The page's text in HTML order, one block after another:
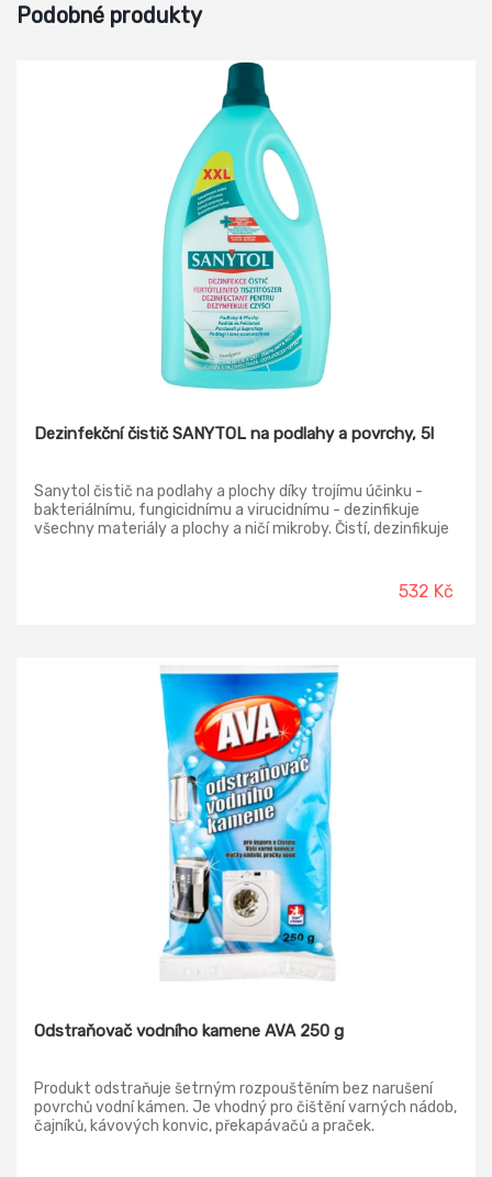
Podobné produkty
Dezinfekční čistič SANYTOL na podlahy a povrchy, 5l
Sanytol čistič na podlahy a plochy díky trojímu účinku -
bakteriálnímu, fungicidnímu a virucidnímu - dezinfikuje
všechny materiály a plochy a ničí mikroby. Čistí, dezinfikuje
532 Kč
Odstraňovač vodního kamene AVA 250 g
Produkt odstraňuje šetrným rozpouštěním bez narušení
povrchů vodní kámen. Je vhodný pro čištění varných nádob,
čajníků, kávových konvic, překapávačů a praček.